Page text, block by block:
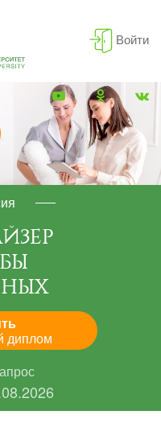
Войти
диплом